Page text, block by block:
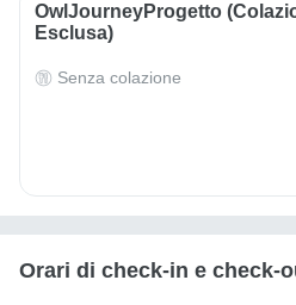
OwlJourneyProgetto
Esclusa)
Senza colazione
Orari di check-in e check-